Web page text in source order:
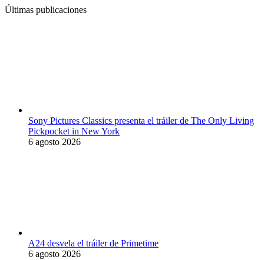
Últimas publicaciones
Sony Pictures Classics presenta el tráiler de The Only Living
Pickpocket in New York
6 agosto 2026
A24 desvela el tráiler de Primetime
6 agosto 2026